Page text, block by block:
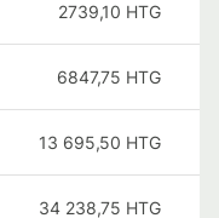
2739,10 HTG
6847,75 HTG
13 695,50 HTG
34 238,75 HTG